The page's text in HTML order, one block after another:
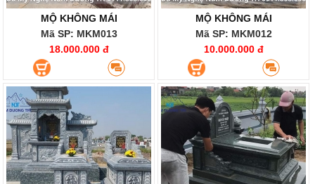
MỘ KHÔNG MÁI
Mã SP: MKM013
18.000.000 đ
MỘ KHÔNG MÁI
Mã SP: MKM012
10.000.000 đ